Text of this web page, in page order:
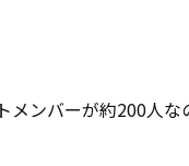
ンバーが約200人な